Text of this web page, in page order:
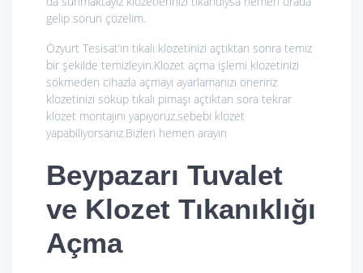
gelip sorun çözelim.
Özyurt Tesisat’ın tıkalı klozetinizi açtıktan sonra temiz
bir şekilde temizleyin.Klozet açma işlemi klozetinizi
sökmeden cihazla açmayı ayarlamanızı öneririz
klozetinizi söküp tıkalı pimaşı açtıktan sora tekrar
klozet montajını yapıyoruz.sebebi klozet
yapabiliyorsanız.Bizleri hemen arayın
Beypazarı Tuvalet
ve Klozet Tıkanıklığı
Açma